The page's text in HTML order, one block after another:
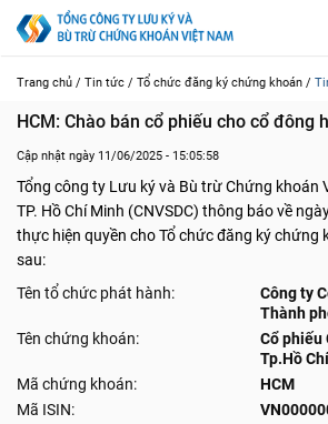
Trang chủ / Tin tức / Tổ chức đăng ký chứng khoán /
HCM: Chào bán cổ phiếu cho cổ đông
Cập nhật ngày 11/06/2025 - 15:05:58
Tổng công ty Lưu ký và Bù trừ Chứng khoán
TP. Hồ Chí Minh (CNVSDC) thông báo về
thực hiện quyền cho Tổ chức đăng ký chứng
sau:
Tên tổ chức phát hành:
Công ty
Thành
Tên chứng khoán:
Cổ phiếu
Tp.Hồ
Mã chứng khoán:
HCM
Mã ISIN: